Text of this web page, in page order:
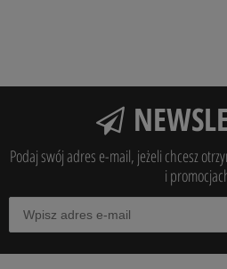
Podaj swój adres e-mail, jeżeli chcesz
i